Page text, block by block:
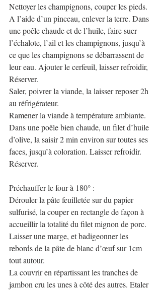
Nettoyer les champignons, couper les pieds.
A l’aide d’un pinceau, enlever la terre. Dans
une poêle chaude et de l’huile, faire suer
l’échalote, l’ail et les champignons, jusqu’à
ce que les champignons se débarrassent de
leur eau. Ajouter le cerfeuil, laisser refroidir,
Réserver.
Saler, poivrer la viande, la laisser reposer 2h
au réfrigérateur.
Ramener la viande à température ambiante.
Dans une poêle bien chaude, un filet d’huile
d’olive, la saisir 2 min environ sur toutes ses
faces, jusqu’à coloration. Laisser refroidir.
Réserver.
Préchauffer le four à 180° :
Dérouler la pâte feuilletée sur du papier
sulfurisé, la couper en rectangle de façon à
accueillir la totalité du filet mignon de porc.
Laisser une marge, et badigeonner les
rebords de la pâte de blanc d’œuf sur 1cm
tout autour.
La couvrir en répartissant les tranches de
jambon cru les unes à côté des autres. Etaler